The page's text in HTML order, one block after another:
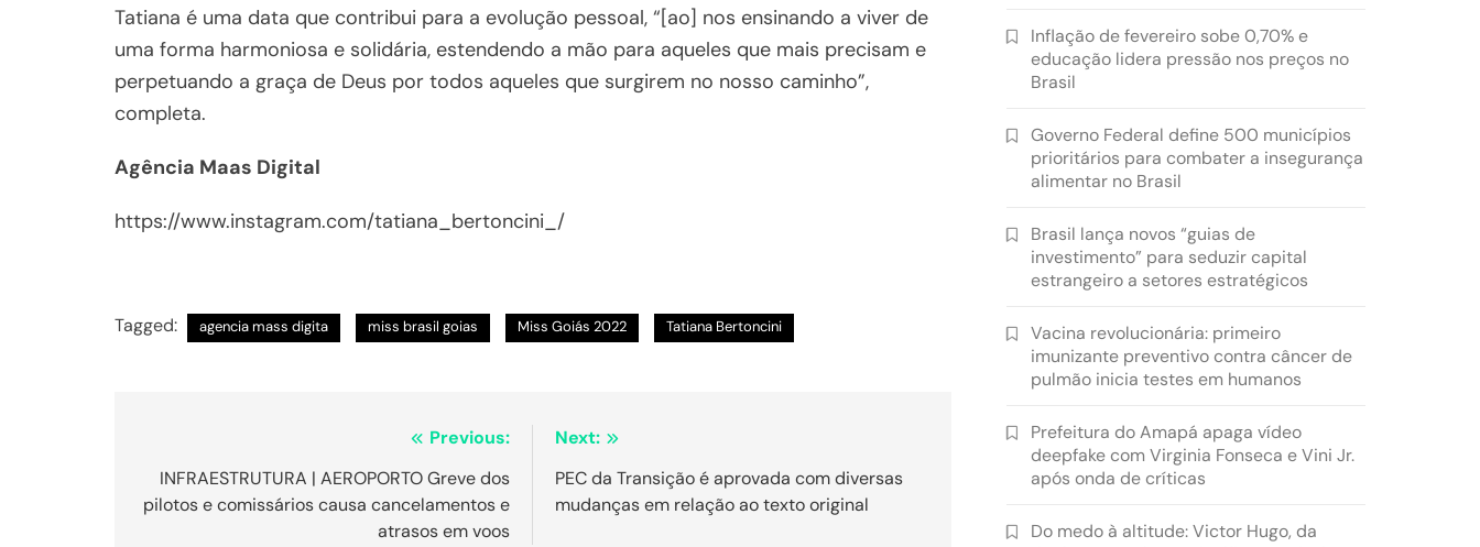
Tatiana é uma data que contribui para a evolução pessoal, “[ao] nos ensinando a viver de
uma forma harmoniosa e solidária, estendendo a mão para aqueles que mais precisam e
perpetuando a graça de Deus por todos aqueles que surgirem no nosso caminho”,
completa.
Agência Maas Digital
https://www.instagram.com/tatiana_bertoncini_/
Tagged: agencia mass digita miss brasil goias Miss Goiás 2022 Tatiana Bertoncini
de
Post
Previous:
INFRAESTRUTURA | AEROPORTO Greve dos
pilotos e comissários causa cancelamentos e
atrasos em voos
Next:
PEC da Transição é aprovada com diversas
mudanças em relação ao texto original
Inflação de fevereiro sobe 0,70% e
educação lidera pressão nos preços no
Brasil
Governo Federal define 500 municípios
prioritários para combater a insegurança
alimentar no Brasil
Brasil lança novos “guias de
investimento” para seduzir capital
estrangeiro a setores estratégicos
Vacina revolucionária: primeiro
imunizante preventivo contra câncer de
pulmão inicia testes em humanos
Prefeitura do Amapá apaga vídeo
deepfake com Virginia Fonseca e Vini Jr.
após onda de críticas
Do medo à altitude: Victor Hugo, da